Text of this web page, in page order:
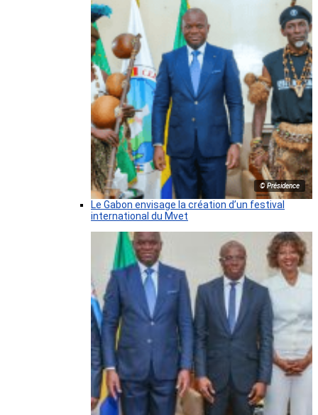
© Présidence
Le Gabon envisage la création d’un festival
international du Mvet